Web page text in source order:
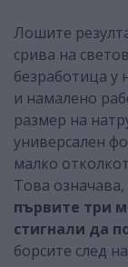
Лошите
срива на
безработица у
и намалено
размер на
универсален
малко
Това означава,
първите три
стигнали да
борсите след